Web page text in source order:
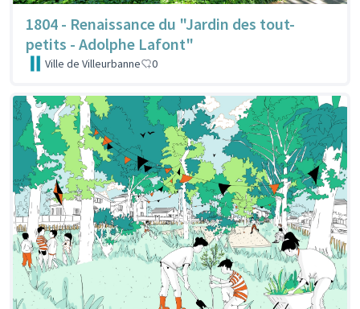
1804 - Renaissance du "Jardin des tout-
petits - Adolphe Lafont"
Ville de Villeurbanne 0